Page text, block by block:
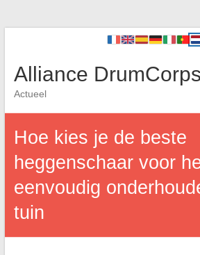
Alliance DrumCorps
Actueel
Hoe kies je de beste
heggenschaar voor
eenvoudig
tuin